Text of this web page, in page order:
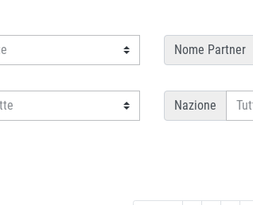
Nome Partner
Nazione